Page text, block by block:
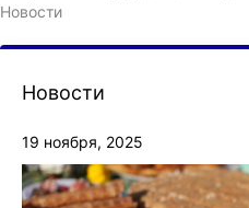
ОБРАЗОВАТЕЛЬНОЙ
Новости
Новости
19 ноября, 2025